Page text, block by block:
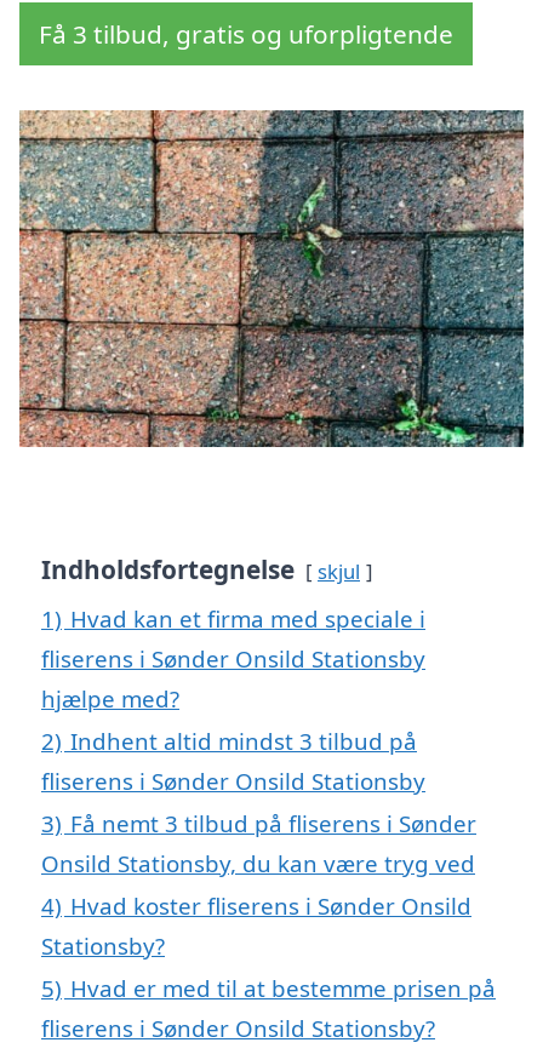
Få 3 tilbud, gratis og uforpligtende
Indholdsfortegnelse skjul
1) Hvad kan et firma med speciale i
fliserens i Sønder Onsild Stationsby
hjælpe med?
2) Indhent altid mindst 3 tilbud på
fliserens i Sønder Onsild Stationsby
3) Få nemt 3 tilbud på fliserens i Sønder
Onsild Stationsby, du kan være tryg ved
4) Hvad koster fliserens i Sønder Onsild
Stationsby?
5) Hvad er med til at bestemme prisen på
fliserens i Sønder Onsild Stationsby?